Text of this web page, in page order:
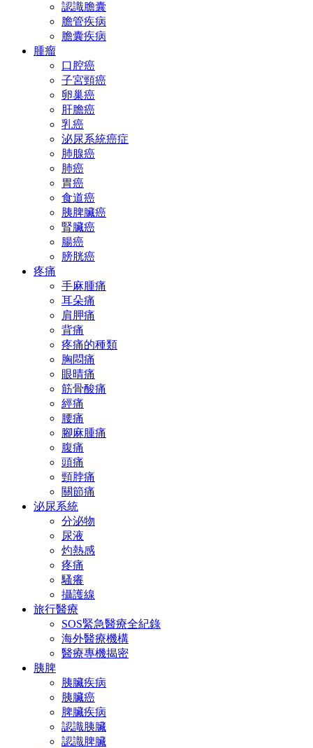
認識膽囊
膽管疾病
膽囊疾病
腫瘤
口腔癌
子宮頸癌
卵巢癌
肝膽癌
乳癌
泌尿系統癌症
肺腺癌
肺癌
胃癌
食道癌
胰脾臟癌
腎臟癌
腸癌
膀胱癌
疼痛
手麻腫痛
耳朵痛
肩胛痛
背痛
疼痛的種類
胸悶痛
眼晴痛
筋骨酸痛
經痛
腰痛
腳麻腫痛
腹痛
頭痛
頸脖痛
關節痛
泌尿系統
分泌物
尿液
灼熱感
疼痛
騷癢
攝護線
旅行醫療
SOS緊急醫療全紀錄
海外醫療機構
醫療專機揭密
胰脾
胰臟疾病
胰臟癌
脾臟疾病
認識胰臟
認識脾臟